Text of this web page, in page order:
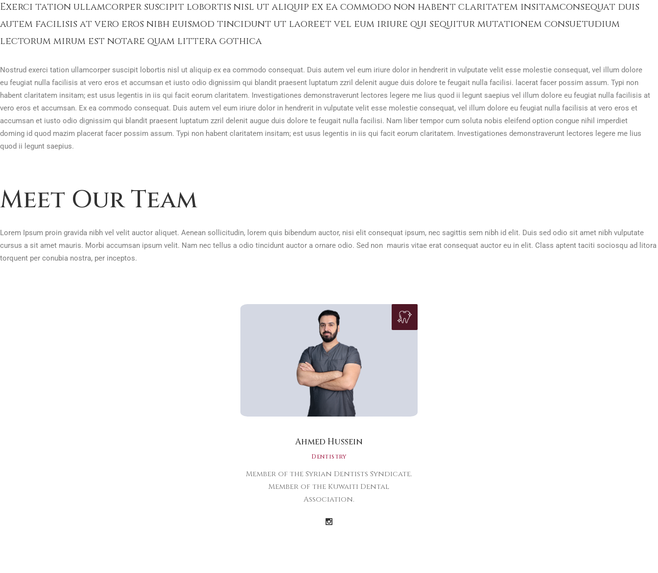
Exerci tation ullamcorper suscipit lobortis nisl ut aliquip ex ea commodo non habent claritatem insitamconsequat duis
autem facilisis at vero eros nibh euismod tincidunt ut laoreet vel eum iriure qui sequitur mutationem consuetudium
lectorum mirum est notare quam littera gothica
Nostrud exerci tation ullamcorper suscipit lobortis nisl ut aliquip ex ea commodo consequat. Duis autem vel eum iriure dolor in hendrerit in vulputate velit esse molestie consequat, vel illum dolore
eu feugiat nulla facilisis at vero eros et accumsan et iusto odio dignissim qui blandit praesent luptatum zzril delenit augue duis dolore te feugait nulla facilisi. lacerat facer possim assum. Typi non
habent claritatem insitam; est usus legentis in iis qui facit eorum claritatem. Investigationes demonstraverunt lectores legere me lius quod ii legunt saepius vel illum dolore eu feugiat nulla facilisis at
vero eros et accumsan. Ex ea commodo consequat. Duis autem vel eum iriure dolor in hendrerit in vulputate velit esse molestie consequat, vel illum dolore eu feugiat nulla facilisis at vero eros et
accumsan et iusto odio dignissim qui blandit praesent luptatum zzril delenit augue duis dolore te feugait nulla facilisi. Nam liber tempor cum soluta nobis eleifend option congue nihil imperdiet
doming id quod mazim placerat facer possim assum. Typi non habent claritatem insitam; est usus legentis in iis qui facit eorum claritatem. Investigationes demonstraverunt lectores legere me lius
quod ii legunt saepius.
Meet Our Team
Lorem Ipsum proin gravida nibh vel velit auctor aliquet. Aenean sollicitudin, lorem quis bibendum auctor, nisi elit consequat ipsum, nec sagittis sem nibh id elit. Duis sed odio sit amet nibh vulputate
cursus a sit amet mauris. Morbi accumsan ipsum velit. Nam nec tellus a odio tincidunt auctor a ornare odio. Sed non mauris vitae erat consequat auctor eu in elit. Class aptent taciti sociosqu ad litora
torquent per conubia nostra, per inceptos.
Ahmed Hussein
Dentistry
Member of the Syrian Dentists Syndicate.
Member of the Kuwaiti Dental
Association.